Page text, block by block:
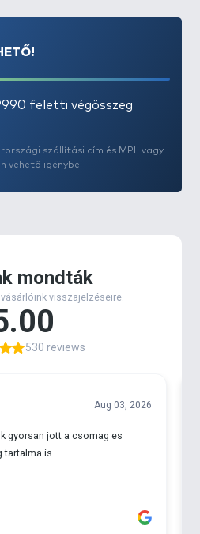
feletti végösszeg
szállítási cím és MPL vagy
vehető igénybe.